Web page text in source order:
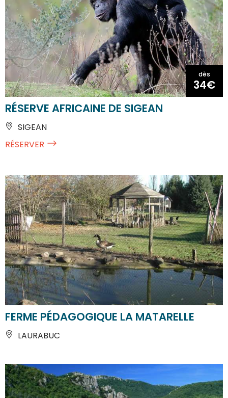
dès
34€
RÉSERVE AFRICAINE DE SIGEAN
SIGEAN
RÉSERVER
FERME PÉDAGOGIQUE LA MATARELLE
LAURABUC